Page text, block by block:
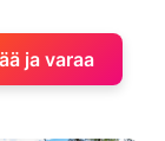
ja varaa